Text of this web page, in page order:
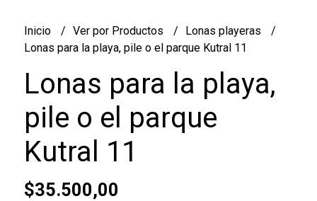
Inicio Ver por Productos
Lonas playeras
Lonas para la playa, pile o el parque Kutral 11
Lonas para la playa,
pile o el parque
Kutral 11
$35.500,00